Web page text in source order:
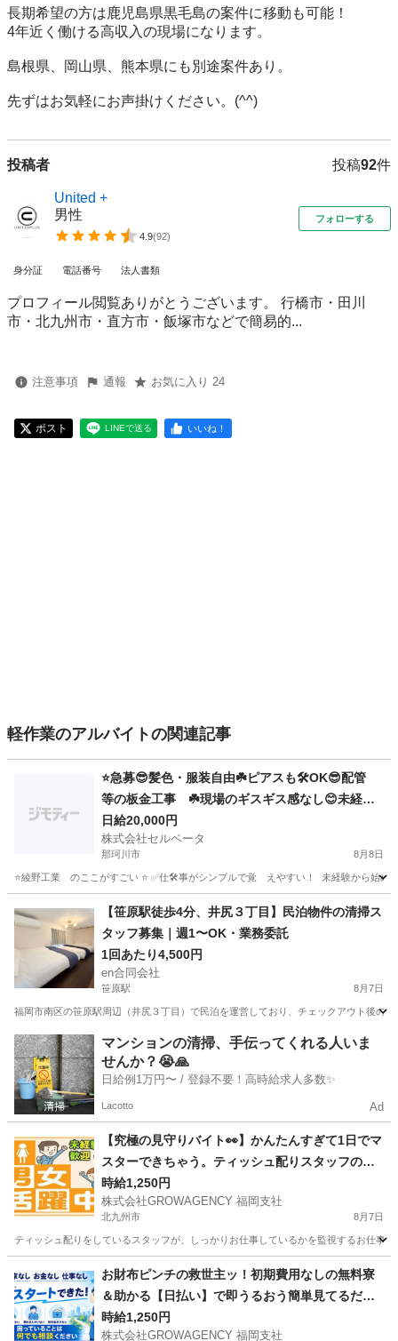
長期希望の方は鹿児島県黒毛島の案件に移動も可能！
4年近く働ける高収入の現場になります。
島根県、岡山県、熊本県にも別途案件あり。
先ずはお気軽にお声掛けください。(^^)
投稿者 投稿92件
United +
男性
4.9(92)
フォローする
身分証 電話番号 法人書類
プロフィール閲覧ありがとうございます。 行橋市・田川
市・北九州市・直方市・飯塚市などで簡易的...
注意事項 通報 お気に入り 24
ポスト LINEで送る いいね！
軽作業のアルバイトの関連記事
⭐️急募😎髪色・服装自由☘️ピアスも🛠️OK😎配管
等の板金工事 ☘️現場のギスギス感なし😊未経験
大歓迎🔰面白い仲間ばかりのシンプル作業⭐️
日給20,000円
株式会社セルベータ
那珂川市 8月8日
⭐綾野工業 のここがすごい ⭐ ✅仕🛠️事がシンプルで覚 えやすい！ 未経験から始
軽作業 社長
【笹原駅徒歩4分、井尻３丁目】民泊物件の清掃ス
タッフ募集｜週1〜OK・業務委託
1回あたり4,500円
en合同会社
笹原駅 8月7日
福岡市南区の笹原駅周辺（井尻３丁目）で民泊を運営しており、チェックアウト後の
福岡 福岡市 笹原駅 清掃 スタッフ
マンションの清掃、手伝ってくれる人いま
せんか？😭🙏
日給例1万円〜 / 登録不要！高時給求人多数✨
Lacotto Ad
【究極の見守りバイト👀】かんたんすぎて1日でマ
スターできちゃう。ティッシュ配りスタッフの監
視係
時給1,250円
株式会社GROWAGENCY 福岡支社
北九州市 8月7日
ティッシュ配りをしているスタッフが、しっかりお仕事しているかを監視するお仕事
その他 スタッフ
お財布ピンチの救世主ッ！初期費用なしの無料寮
＆助かる【日払い】で即うるおう簡単見てるだけ
ワーク
時給1,250円
株式会社GROWAGENCY 福岡支社